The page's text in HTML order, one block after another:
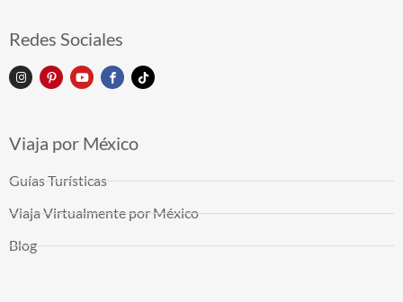
Redes Sociales
Viaja por México
Guías Turísticas
Viaja Virtualmente por México
Blog